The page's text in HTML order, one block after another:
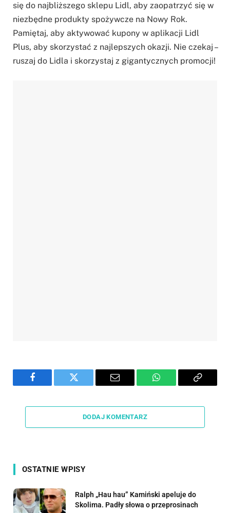
się do najbliższego sklepu Lidl, aby zaopatrzyć się w
niezbędne produkty spożywcze na Nowy Rok.
Pamiętaj, aby aktywować kupony w aplikacji Lidl
Plus, aby skorzystać z najlepszych okazji. Nie czekaj –
ruszaj do Lidla i skorzystaj z gigantycznych promocji!
Facebook Twitter Email WhatsAppCopy
DODAJ KOMENTARZ
OSTATNIE WPISY
Ralph „Hau hau” Kamiński apeluje do
Skolima. Padły słowa o przeprosinach